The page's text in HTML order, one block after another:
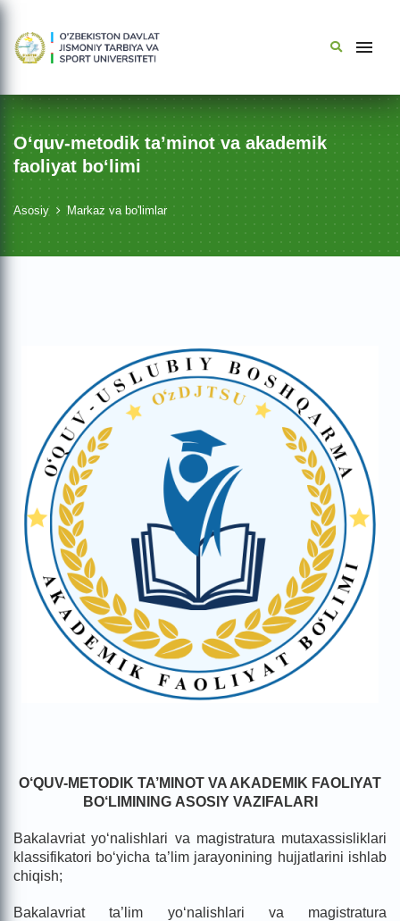
O‘quv-metodik ta’minot va akademik
faoliyat bo‘limi
Asosiy Markaz va bo'limlar
O‘QUV-METODIK TA’MINOT VA AKADEMIK FAOLIYAT
BO‘LIMI NING ASOSIY VAZIFALARI
Bakalavriat yo‘nalishlari va magistratura mutaxassisliklari
klassifikatori bo‘yicha ta’lim jarayonining hujjatlarini ishlab
chiqish;
Bakalavriat ta’lim yo‘nalishlari va magistratura